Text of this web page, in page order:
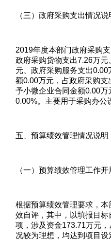
（三）政府采购支出情况说
2019年度本部门政府采购
政府采购货物支出7.26万
元、政府采购服务支出
额0.00万元，占政府采购
予小微企业合同金额0.00
0.00%。主要用于采购办公
五、预算绩效管理情况说明
（一）预算绩效管理工作
根据预算绩效管理要求，
效自评，其中，以填报目
项，涉及资金173.71万元
况较为理想，均达到项目设